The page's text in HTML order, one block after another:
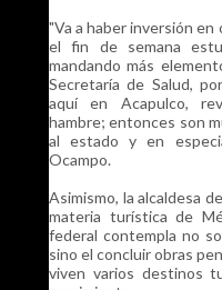
"Va a haber inversión
el fin de semana
mandando más
Secretaría de Salud,
aquí en Acapulco,
hambre; entonces son
al estado y en
Ocampo.
Asimismo, la alcaldesa
materia turística de
federal contempla no
sino el concluir obras
viven varios destinos